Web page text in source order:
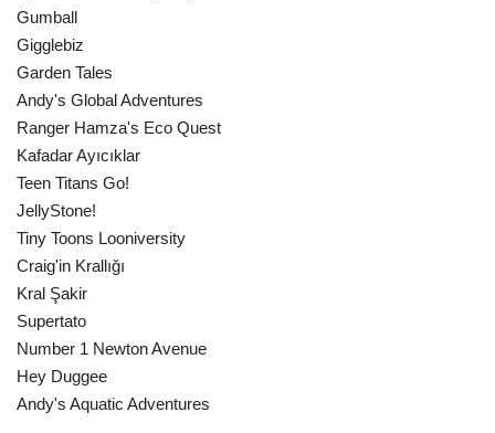
Gumball
Gigglebiz
Garden Tales
Andy's Global Adventures
Ranger Hamza's Eco Quest
Kafadar Ayıcıklar
Teen Titans Go!
JellyStone!
Tiny Toons Looniversity
Craig'in Krallığı
Kral Şakir
Supertato
Number 1 Newton Avenue
Hey Duggee
Andy's Aquatic Adventures